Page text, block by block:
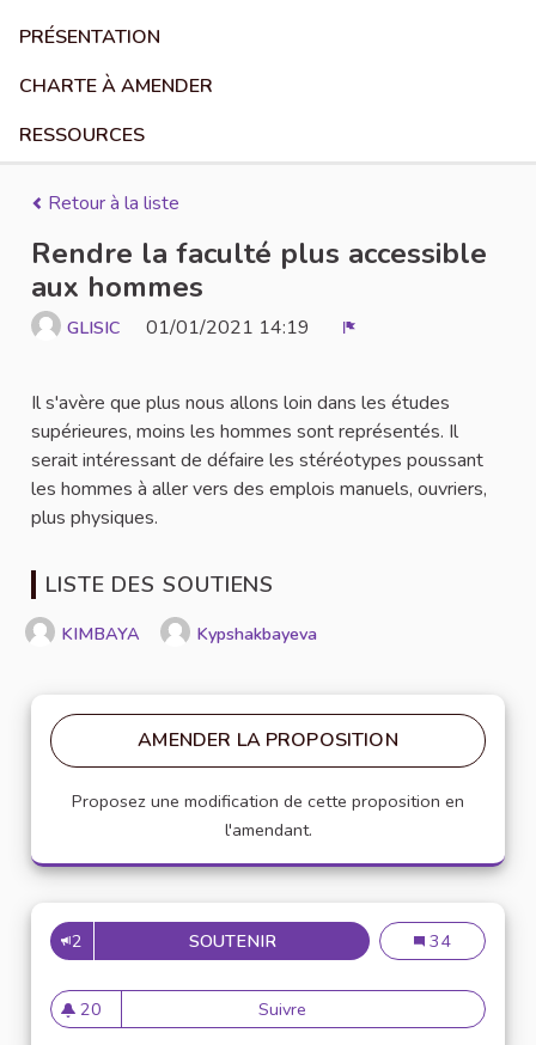
PRÉSENTATION
CHARTE À AMENDER
RESSOURCES
Retour à la liste
Rendre la faculté plus accessible
aux hommes
GLISIC 01/01/2021 14:19
Il s'avère que plus nous allons loin dans les études
supérieures, moins les hommes sont représentés. Il
serait intéressant de défaire les stéréotypes poussant
les hommes à aller vers des emplois manuels, ouvriers,
plus physiques.
LISTE DES SOUTIENS
KIMBAYA Kypshakbayeva
AMENDER LA PROPOSITION
Proposez une modification de cette proposition en
l'amendant.
2 SOUTENIRRENDRE LA FACULTÉ PLUS
Rendre la
34
20
20 abonnés
Suivre Rendre la faculté plus